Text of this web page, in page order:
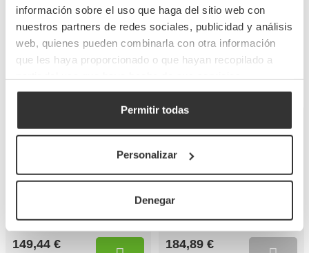
información sobre el uso que haga del sitio web con
nuestros partners de redes sociales, publicidad y análisis
web, quienes pueden combinarla con otra información
que les haya proporcionado o que hayan recopilado a
Permitir todas
Personalizar
Denegar
con tapa antivaho
ReferenciaTPSUSHI3
149,44 €
con tapa antivaho (15x24cm)
ReferenciaTPSUSHI4
Medidas
184,89 €